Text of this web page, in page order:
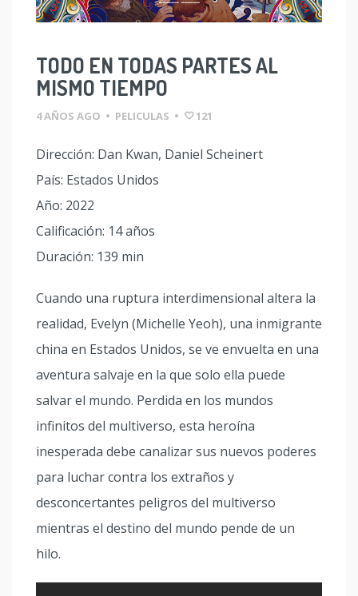
TODO EN TODAS PARTES AL
MISMO TIEMPO
4 AÑOS AGO • PELICULAS • 121
Dirección: Dan Kwan, Daniel Scheinert
País: Estados Unidos
Año: 2022
Calificación: 14 años
Duración: 139 min
Cuando una ruptura interdimensional altera la
realidad, Evelyn (Michelle Yeoh), una inmigrante
china en Estados Unidos, se ve envuelta en una
aventura salvaje en la que solo ella puede
salvar el mundo. Perdida en los mundos
infinitos del multiverso, esta heroína
inesperada debe canalizar sus nuevos poderes
para luchar contra los extraños y
desconcertantes peligros del multiverso
mientras el destino del mundo pende de un
hilo.